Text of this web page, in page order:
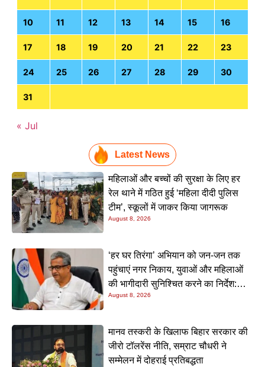
10 11 12 13 14 15 16
17 18 19 20 21 22 23
24 25 26 27 28 29 30
31
« Jul
Latest News
महिलाओं और बच्चों की सुरक्षा के लिए हर
रेल थाने में गठित हुई ‘महिला दीदी पुलिस
टीम’, स्कूलों में जाकर किया जागरूक
August 8, 2026
‘हर घर तिरंगा’ अभियान को जन-जन तक
पहुंचाएं नगर निकाय, युवाओं और महिलाओं
की भागीदारी सुनिश्चित करने का निर्देश:
नीतीश मिश्रा
August 8, 2026
मानव तस्करी के खिलाफ बिहार सरकार की
जीरो टॉलरेंस नीति, सम्राट चौधरी ने
सम्मेलन में दोहराई प्रतिबद्धता